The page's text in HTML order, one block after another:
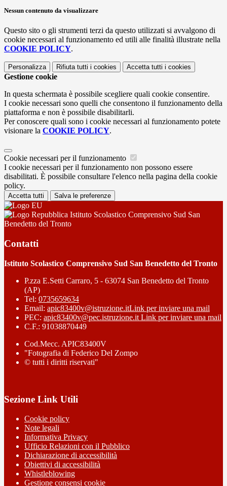
Nessun contenuto da visualizzare
Questo sito o gli strumenti terzi da questo utilizzati si avvalgono di
cookie necessari al funzionamento ed utili alle finalità illustrate nella
COOKIE POLICY.
Personalizza Rifiuta tutti i cookies Accetta tutti i cookies
Gestione cookie
In questa schermata è possibile scegliere quali cookie consentire.
I cookie necessari sono quelli che consentono il funzionamento della
piattaforma e non è possibile disabilitarli.
Per conoscere quali sono i cookie necessari al funzionamento potete
visionare la COOKIE POLICY.
Cookie necessari per il funzionamento
I cookie necessari per il funzionamento non possono essere
disabilitati. È possibile consultare l'elenco nella pagina della cookie
policy.
Accetta tutti Salva le preferenze
Istituto Scolastico Comprensivo Sud San
Benedetto del Tronto
Contatti
Istituto Scolastico Comprensivo Sud San Benedetto del Tronto
P.zza E.Setti Carraro, 5 - 63074 San Benedetto del Tronto
(AP)
Tel: 0735659634
Email: apic83400v@istruzione.itLink per inviare una mail
PEC: apic83400v@pec.istruzione.it Link per inviare una mail
C.F.: 91038870449
Cod.Mecc. APIC83400V
"Fotografia di Federico Del Zompo
© tutti i diritti riservati"
Sezione Link Utili
Cookie policy
Note legali
Informativa Privacy
Ufficio Relazioni con il Pubblico
Dichiarazione di accessibilità
Obiettivi di accessibilità
Whistleblowing
Gestione consensi cookie